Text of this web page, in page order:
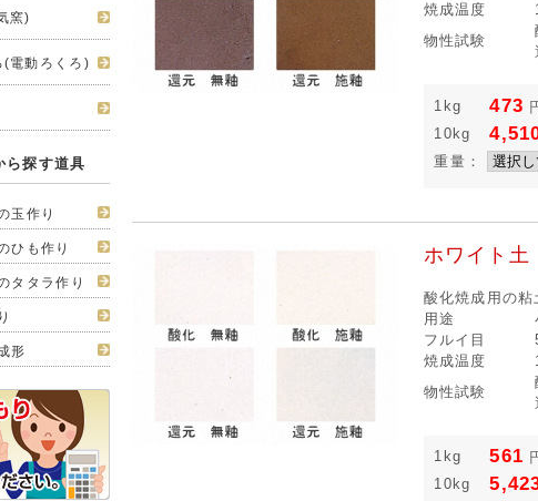
焼成温度
物性試験
1kg 473
10kg
重量：
ホワイト土
酸化焼成用の粘
用途
フルイ目
焼成温度
物性試験
1kg 561
10kg
窯)
(電動ろくろ)
ら探す道具
玉作り
ひも作り
タタラ作り
形